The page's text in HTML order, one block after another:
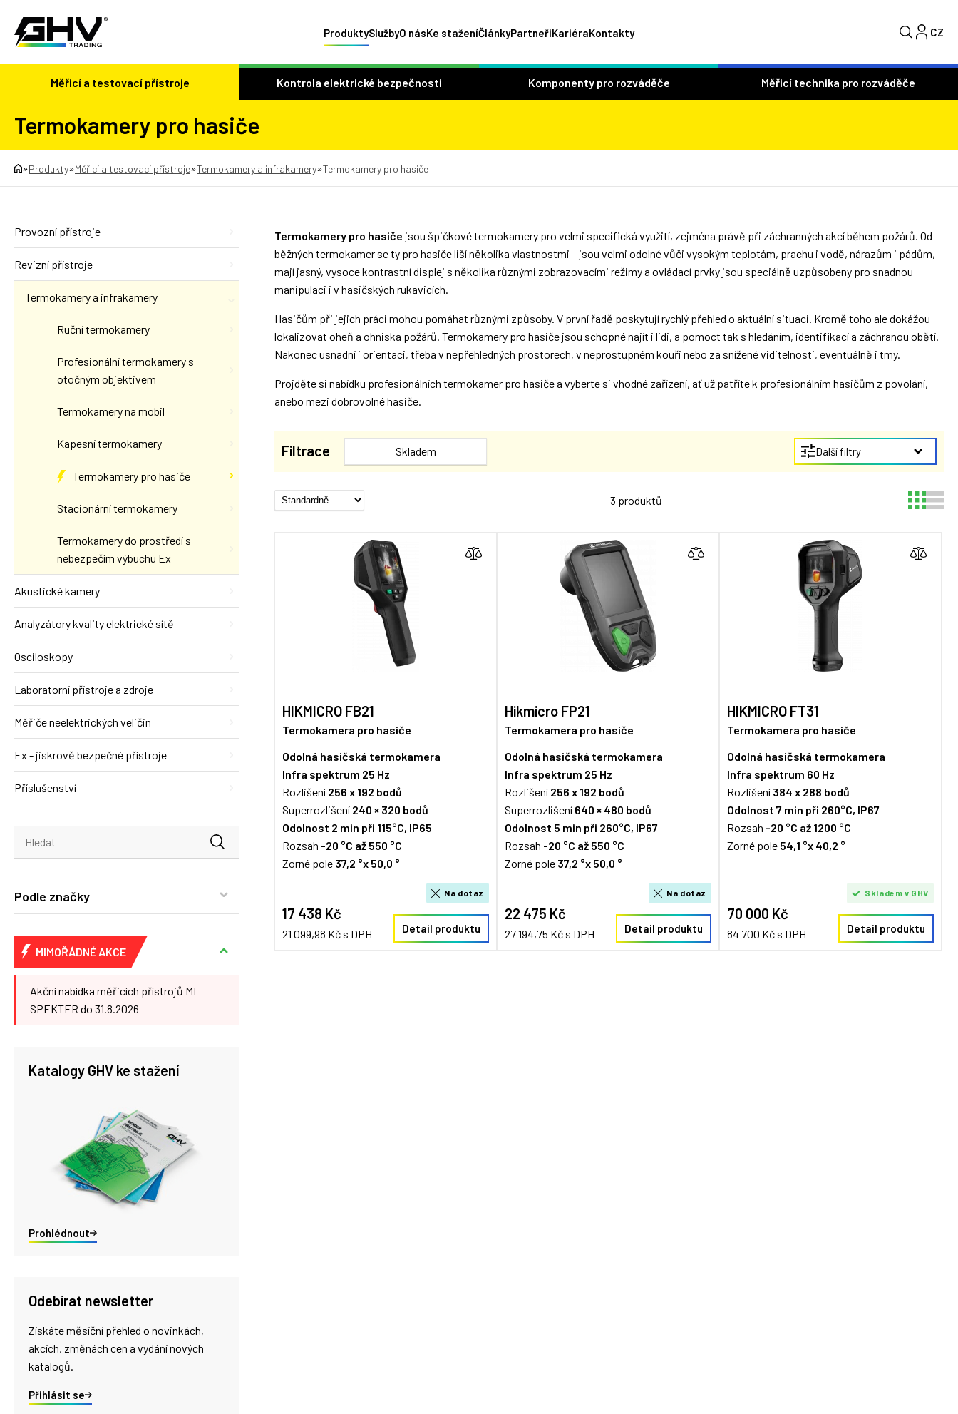
ProduktySlužbyO násKe staženíČlánkyPartneřiKariéraKontakty CZ
Měřicí a testovací přístroje Kontrola elektrické bezpečnosti Komponenty pro rozváděče Měřicí technika pro rozváděče
Termokamery pro hasiče
»Produkty»Měřicí a testovací přístroje»Termokamery a infrakamery»Termokamery pro hasiče
Provozní přístroje
Revizní přístroje
Termokamery a infrakamery
Ruční termokamery
Profesionální termokamery s
otočným objektivem
Termokamery na mobil
Kapesní termokamery
Termokamery pro hasiče
Stacionární termokamery
Termokamery do prostředí s
nebezpečím výbuchu Ex
Akustické kamery
Analyzátory kvality elektrické sítě
Osciloskopy
Laboratorní přístroje a zdroje
Měřiče neelektrických veličin
Ex - jiskrově bezpečné přístroje
Příslušenství
Podle značky
MIMOŘÁDNÉ AKCE
Akční nabídka měřicích přístrojů MI
SPEKTER do 31.8.2026
Katalogy GHV ke stažení
Prohlédnout
Odebírat newsletter
Získáte měsíční přehled o novinkách,
akcích, změnách cen a vydání nových
katalogů.
Přihlásit se
Termokamery pro hasiče jsou špičkové termokamery pro velmi specifická využití, zejména právě při záchranných akcí během požárů. Od
běžných termokamer se ty pro hasiče liší několika vlastnostmi – jsou velmi odolné vůči vysokým teplotám, prachu i vodě, nárazům i pádům,
mají jasný, vysoce kontrastní displej s několika různými zobrazovacími režimy a ovládací prvky jsou speciálně uzpůsobeny pro snadnou
manipulaci i v hasičských rukavicích.
Hasičům při jejich práci mohou pomáhat různými způsoby. V první řadě poskytují rychlý přehled o aktuální situaci. Kromě toho ale dokážou
lokalizovat oheň a ohniska požárů. Termokamery pro hasiče jsou schopné najít i lidi, a pomoct tak s hledáním, identifikací a záchranou obětí.
Nakonec usnadní i orientaci, třeba v nepřehledných prostorech, v neprostupném kouři nebo za snížené viditelnosti, eventuálně i tmy.
Projděte si nabídku profesionálních termokamer pro hasiče a vyberte si vhodné zařízení, ať už patříte k profesionálním hasičům z povolání,
anebo mezi dobrovolné hasiče.
Filtrace Skladem Další filtry
3 produktů
HIKMICRO FB21
Termokamera pro hasiče
Odolná hasičská termokamera
Infra spektrum 25 Hz
Rozlišení 256 x 192 bodů
Superrozlišení 240 × 320 bodů
Odolnost 2 min při 115°C, IP65
Rozsah -20 °C až 550 °C
Zorné pole 37,2 °x 50,0 °
17 438 Kč
21 099,98 Kč s DPH
Na dotaz
Detail produktu
Hikmicro FP21
Termokamera pro hasiče
Odolná hasičská termokamera
Infra spektrum 25 Hz
Rozlišení 256 x 192 bodů
Superrozlišení640 × 480 bodů
Odolnost 5 min při 260°C, IP67
Rozsah -20 °C až 550 °C
Zorné pole 37,2 °x 50,0 °
22 475 Kč
27 194,75 Kč s DPH
Na dotaz
Detail produktu
HIKMICRO FT31
Termokamera pro hasiče
Odolná hasičská termokamera
Infra spektrum 60 Hz
Rozlišení 384 x 288 bodů
Odolnost 7 min při 260°C, IP67
Rozsah -20 °C až 1200 °C
Zorné pole 54,1 °x 40,2 °
70 000 Kč
84 700 Kč s DPH
Skladem v GHV
Detail produktu